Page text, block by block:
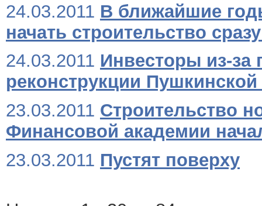
24.03.2011 В ближайшие
начать строительство
24.03.2011 Инвесторы из-за
реконструкции
23.03.2011 Строительство
Финансовой академии
23.03.2011 Пустят поверху